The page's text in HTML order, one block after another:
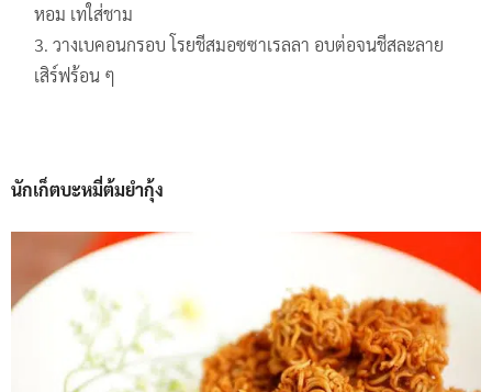
หอม เทใส่ชาม
วางเบคอนกรอบ โรยชีสมอซซาเรลลา อบต่อจนชีสละลาย
เสิร์ฟร้อน ๆ
นักเก็ตบะหมี่ต้มยำกุ้ง